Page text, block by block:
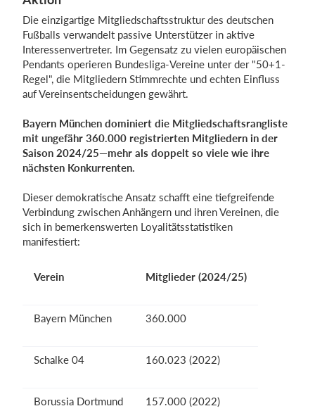
Die einzigartige Mitgliedschaftsstruktur des deutschen
Fußballs verwandelt passive Unterstützer in aktive
Interessenvertreter. Im Gegensatz zu vielen europäischen
Pendants operieren Bundesliga-Vereine unter der "50+1-
Regel", die Mitgliedern Stimmrechte und echten Einfluss
auf Vereinsentscheidungen gewährt.
Bayern München dominiert die Mitgliedschaftsrangliste
mit ungefähr 360.000 registrierten Mitgliedern in der
Saison 2024/25—mehr als doppelt so viele wie ihre
nächsten Konkurrenten.
Dieser demokratische Ansatz schafft eine tiefgreifende
Verbindung zwischen Anhängern und ihren Vereinen, die
sich in bemerkenswerten Loyalitätsstatistiken
manifestiert:
Verein Mitglieder (2024/25)
Bayern München 360.000
Schalke 04 160.023 (2022)
Borussia Dortmund 157.000 (2022)